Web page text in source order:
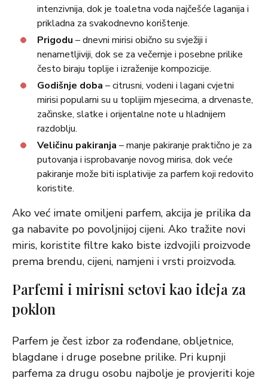
intenzivnija, dok je toaletna voda najčešće laganija i
prikladna za svakodnevno korištenje.
Prigodu – dnevni mirisi obično su svježiji i
nenametljiviji, dok se za večernje i posebne prilike
često biraju toplije i izraženije kompozicije.
Godišnje doba – citrusni, vodeni i lagani cvjetni
mirisi popularni su u toplijim mjesecima, a drvenaste,
začinske, slatke i orijentalne note u hladnijem
razdoblju.
Veličinu pakiranja – manje pakiranje praktično je za
putovanja i isprobavanje novog mirisa, dok veće
pakiranje može biti isplativije za parfem koji redovito
koristite.
Ako već imate omiljeni parfem, akcija je prilika da
ga nabavite po povoljnijoj cijeni. Ako tražite novi
miris, koristite filtre kako biste izdvojili proizvode
prema brendu, cijeni, namjeni i vrsti proizvoda.
Parfemi i mirisni setovi kao ideja za
poklon
Parfem je čest izbor za rođendane, obljetnice,
blagdane i druge posebne prilike. Pri kupnji
parfema za drugu osobu najbolje je provjeriti koje